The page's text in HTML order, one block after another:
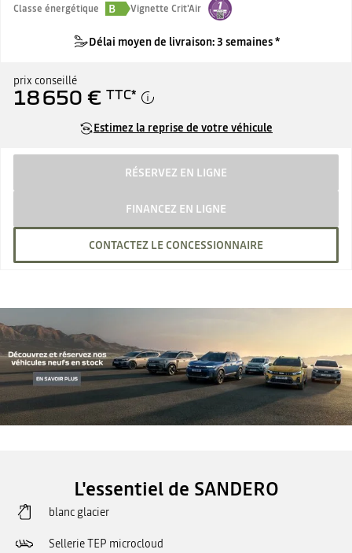
Classe énergétique
B Vignette Crit'Air
Délai moyen de livraison: 3 semaines *
prix conseillé
18 650 € TTC*
Estimez la reprise de votre véhicule
RÉSERVEZ EN LIGNE
FINANCEZ EN LIGNE
CONTACTEZ LE CONCESSIONNAIRE
L'essentiel de SANDERO
blanc glacier
Sellerie TEP microcloud